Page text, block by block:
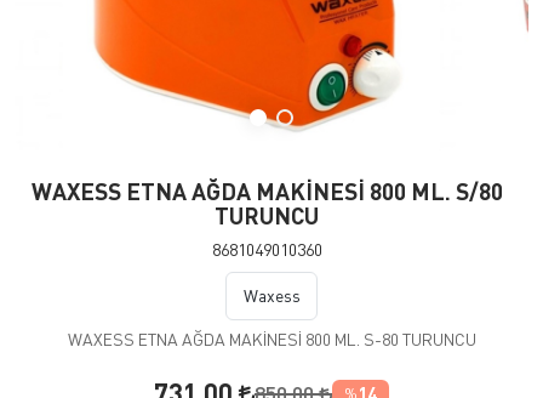
WAXESS ETNA AĞDA MAKİNESİ 800 ML. S/80
TURUNCU
8681049010360
Waxess
WAXESS ETNA AĞDA MAKİNESİ 800 ML. S-80 TURUNCU
% 14